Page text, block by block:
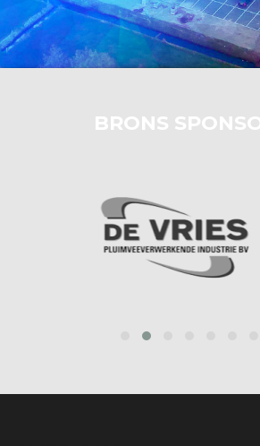
BRONS